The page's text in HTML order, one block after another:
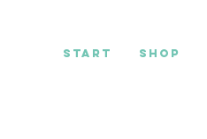
Start Shop